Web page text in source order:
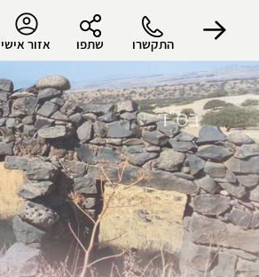
התקשרו שתפו אזור אישי